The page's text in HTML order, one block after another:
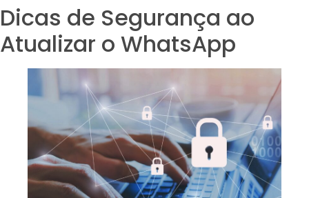
Dicas de Segurança ao
Atualizar o WhatsApp